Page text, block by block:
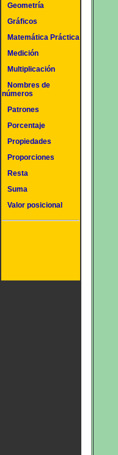
Geometría
Gráficos
Matemática Práctica
Medición
Multiplicación
Nombres de
números
Patrones
Porcentaje
Propiedades
Proporciones
Resta
Suma
Valor posicional